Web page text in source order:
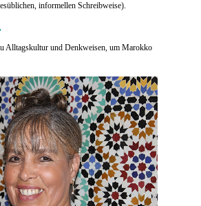
informellen Schreibweise).
Alltagskultur und Denkweisen, um Marokko